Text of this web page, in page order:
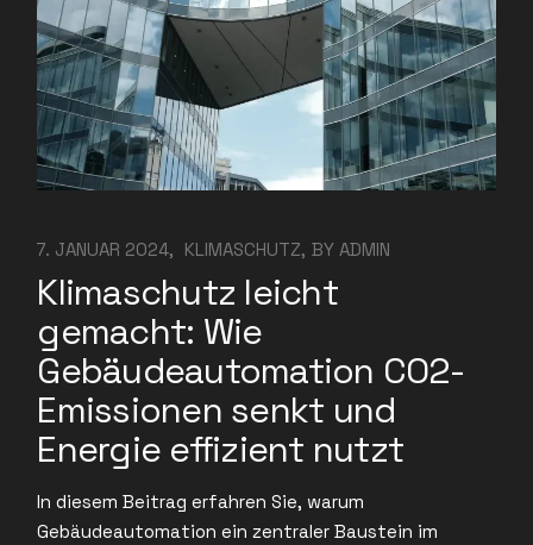
7. JANUAR 2024 KLIMASCHUTZ BY ADMIN
Klimaschutz leicht
gemacht: Wie
Gebäudeautomation CO2-
Emissionen senkt und
Energie effizient nutzt
In diesem Beitrag erfahren Sie, warum
Gebäudeautomation ein zentraler Baustein im